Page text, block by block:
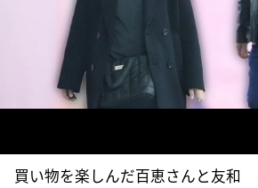
買い物を楽しんだ百恵さんと友和